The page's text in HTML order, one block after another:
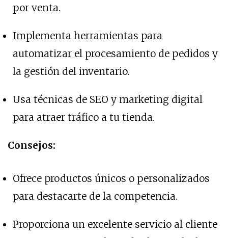
por venta.
Implementa herramientas para
automatizar el procesamiento de pedidos y
la gestión del inventario.
Usa técnicas de SEO y marketing digital
para atraer tráfico a tu tienda.
Consejos:
Ofrece productos únicos o personalizados
para destacarte de la competencia.
Proporciona un excelente servicio al cliente